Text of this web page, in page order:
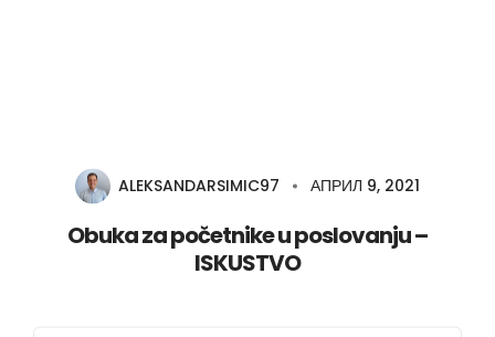
Edukacije
ALEKSANDARSIMIC97 АПРИЛ 9, 2021
Obuka za početnike u poslovanju –
ISKUSTVO